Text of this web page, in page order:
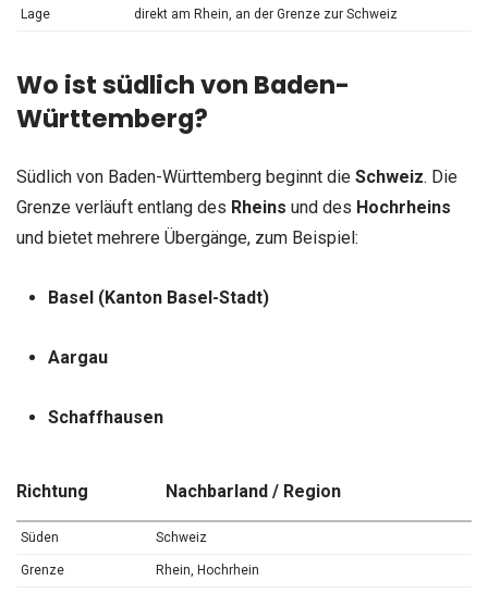
Lage direkt am Rhein, an der Grenze zur Schweiz
Wo ist südlich von Baden-
Württemberg?
Südlich von Baden-Württemberg beginnt die Schweiz. Die
Grenze verläuft entlang des Rheins und des Hochrheins
und bietet mehrere Übergänge, zum Beispiel:
Basel (Kanton Basel-Stadt)
Aargau
Schaffhausen
Richtung Nachbarland / Region
Süden Schweiz
Grenze Rhein, Hochrhein